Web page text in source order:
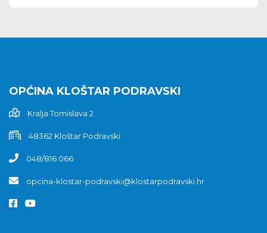
OPĆINA KLOŠTAR PODRAVSKI
Kralja Tomislava 2
48362 Kloštar Podravski
048/816 066
opcina-klostar-podravski@klostarpodravski.hr